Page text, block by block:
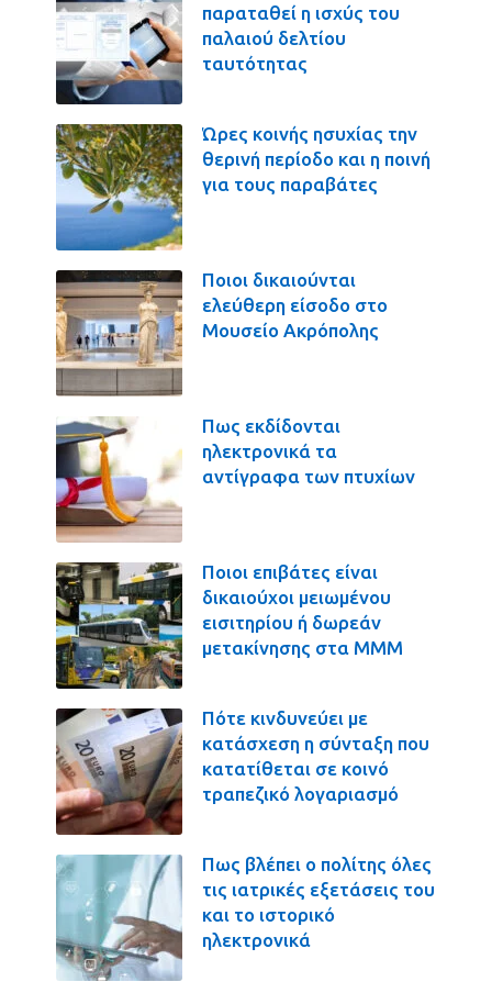
παραταθεί η ισχύς του
παλαιού δελτίου
ταυτότητας
Ώρες κοινής ησυχίας την
θερινή περίοδο και η ποινή
για τους παραβάτες
Ποιοι δικαιούνται
ελεύθερη είσοδο στο
Μουσείο Ακρόπολης
Πως εκδίδονται
ηλεκτρονικά τα
αντίγραφα των πτυχίων
Ποιοι επιβάτες είναι
δικαιούχοι μειωμένου
εισιτηρίου ή δωρεάν
μετακίνησης στα ΜΜΜ
Πότε κινδυνεύει με
κατάσχεση η σύνταξη που
κατατίθεται σε κοινό
τραπεζικό λογαριασμό
Πως βλέπει ο πολίτης όλες
τις ιατρικές εξετάσεις του
και το ιστορικό
ηλεκτρονικά